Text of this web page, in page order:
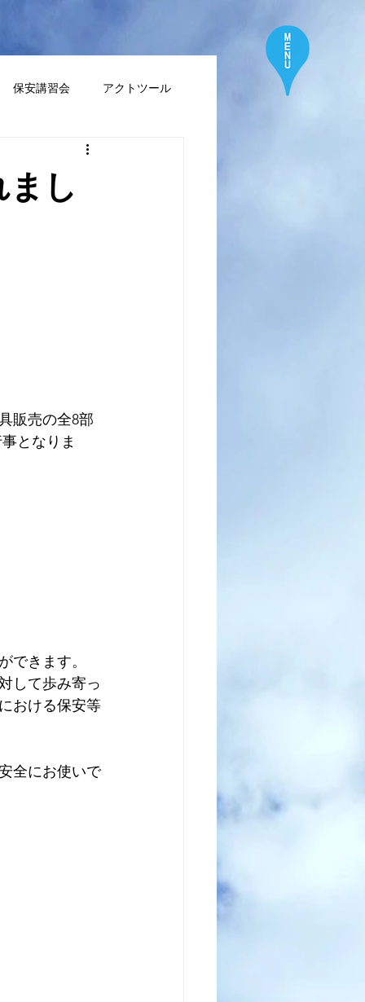
保安講習会 アクトツール
し
販売の全8部
となりま
できます。
して歩み寄っ
おける保安等
全にお使いで